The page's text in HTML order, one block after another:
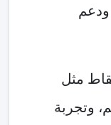
مثل
وتجربة